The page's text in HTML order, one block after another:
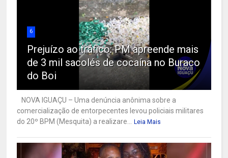
6
Prejuízo ao tráfico: PM apreende mais
de 3 mil sacolés de cocaína no Buraco
do Boi
NOVA IGUAÇU – Uma denúncia anônima sobre a
comercialização de entorpecentes levou policiais militares
do 20º BPM (Mesquita) a realizare... Leia Mais